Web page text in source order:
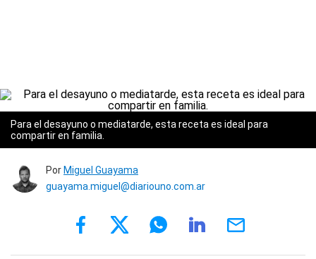
Para el desayuno o mediatarde, esta receta es ideal para
compartir en familia.
Por Miguel Guayama
guayama.miguel@diariouno.com.ar